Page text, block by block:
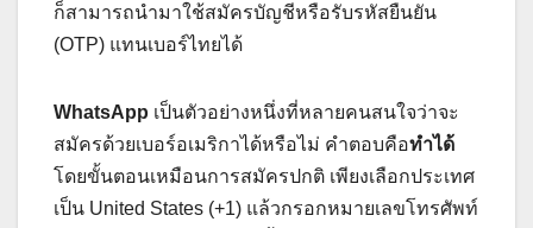
ก็สามารถนำมาใช้สมัครบัญชีหรือรับรหัสยืนยัน
(OTP) แทนเบอร์ไทยได้
WhatsApp เป็นตัวอย่างหนึ่งที่หลายคนสนใจว่าจะ
สมัครด้วยเบอร์อเมริกาได้หรือไม่ คำตอบคือทำได้
โดยขั้นตอนเหมือนการสมัครปกติ เพียงเลือกประเทศ
เป็น United States (+1) แล้วกรอกหมายเลขโทรศัพท์